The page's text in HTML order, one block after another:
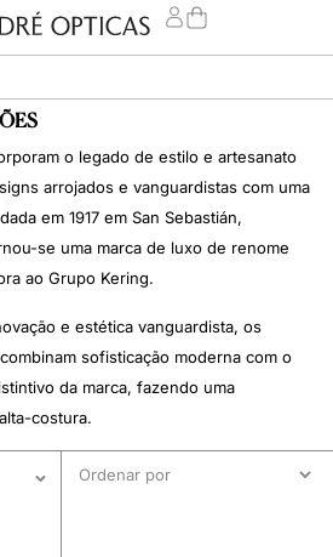
o legado de estilo e artesanato
arrojados e vanguardistas com uma
em 1917 em San Sebastián,
se uma marca de luxo de renome
ao Grupo Kering.
e estética vanguardista, os
sofisticação moderna com o
da marca, fazendo uma
costura.